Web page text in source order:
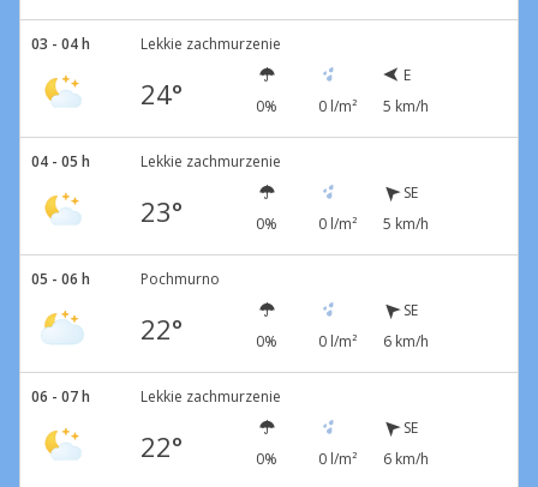
03 - 04 h Lekkie zachmurzenie
24° 0% 0 l/m²
E
5 km/h
04 - 05 h Lekkie zachmurzenie
23° 0% 0 l/m²
SE
5 km/h
05 - 06 h Pochmurno
22° 0% 0 l/m²
SE
6 km/h
06 - 07 h Lekkie zachmurzenie
22° 0% 0 l/m²
SE
6 km/h